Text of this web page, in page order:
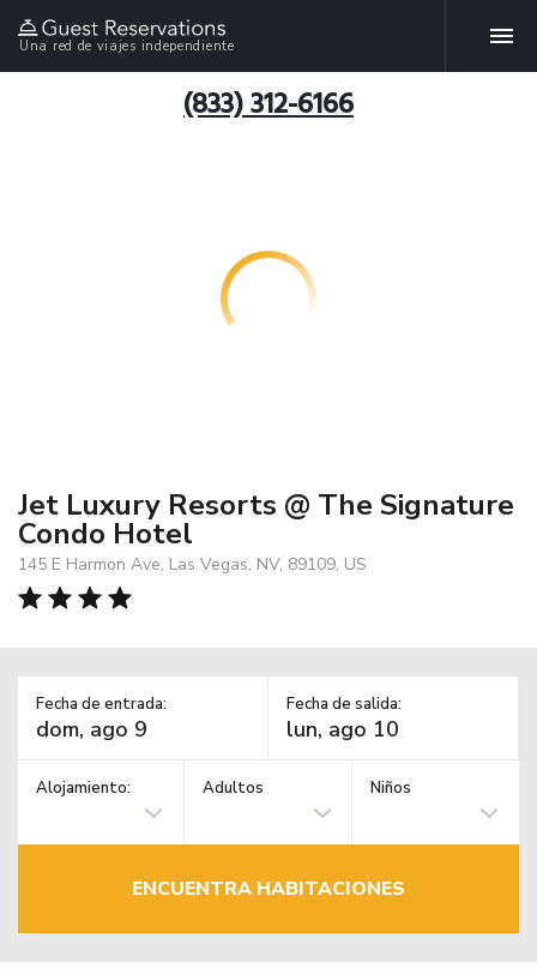
Una red de viajes independiente
(833) 312-6166
Jet Luxury Resorts @ The Signature
Condo Hotel
145 E Harmon Ave, Las Vegas, NV, 89109, US
Fecha de entrada: Fecha de salida:
Alojamiento: Adultos Niños
ENCUENTRA HABITACIONES